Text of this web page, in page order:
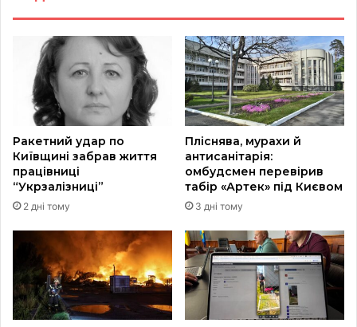
Ракетний удар по
Київщині забрав життя
працівниці
“Укрзалізниці”
2 дні тому
Пліснява, мурахи й
антисанітарія:
омбудсмен перевірив
табір «Артек» під Києвом
3 дні тому